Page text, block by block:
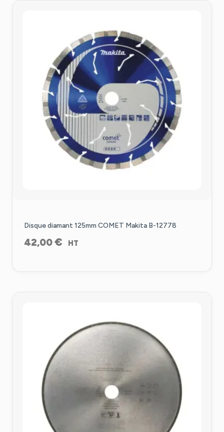
Disque diamant 125mm COMET Makita B-12778
42,00€ HT